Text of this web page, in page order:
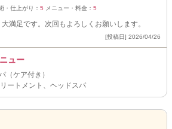
・仕上がり： 5 メニュー・料金： 5
満足です。次回もよろしくお願いします。
[投稿日] 2026/04/26
ュー
（ケア付き）
ートメント、ヘッドスパ